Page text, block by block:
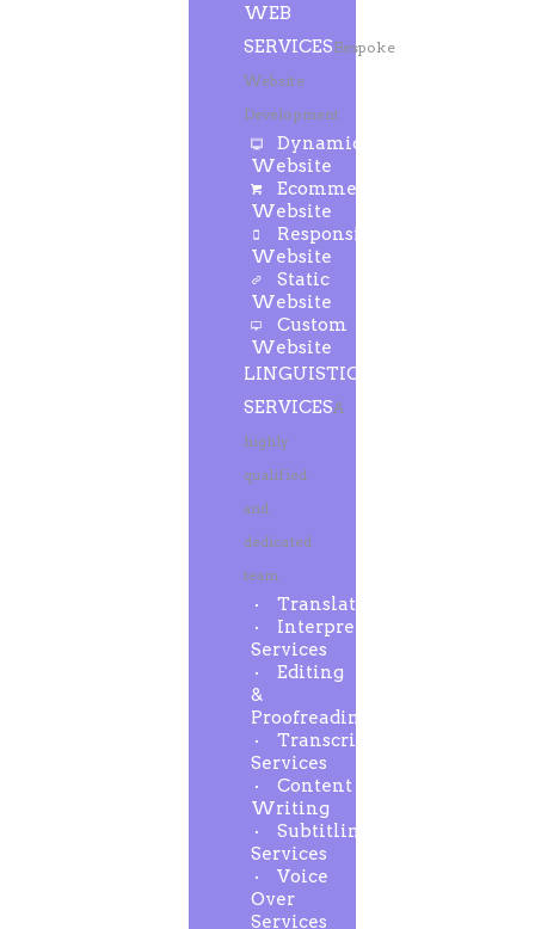
WEB
SERVICESBespoke
Website
Development
Dynamic
Website
Ecommerce
Website
Responsive
Website
Static
Website
Custom
Website
LINGUISTIC
SERVICESA
highly
qualified
and
dedicated
team
Translation
Interpreting
Services
Editing
&
Proofreading
Transcription
Services
Content
Writing
Subtitling
Services
Voice
Over
Services